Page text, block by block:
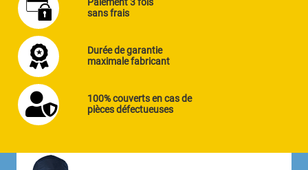
sans frais
Durée de garantie
maximale fabricant
100% couverts en cas de
pièces défectueuses